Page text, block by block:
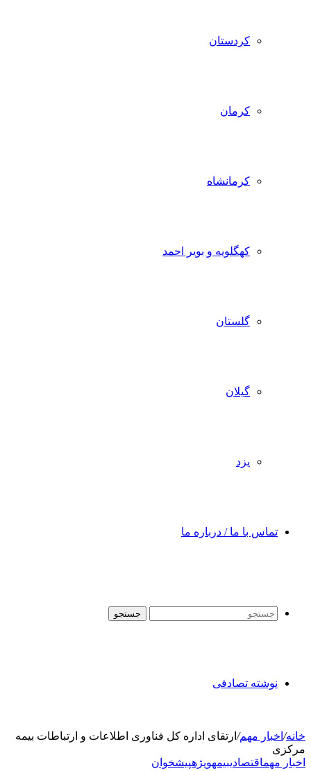
کردستان
کرمان
کرمانشاه
کهگلویه و بویر احمد
گلستان
گیلان
یزد
تماس با ما / درباره ما
جستجو
نوشته تصادفی
خانه/ اخبار مهم/ ارتقای اداره کل فناوری اطلاعات و ارتباطات بیمه
مرکزی
اخبار مهماقتصادیبیمهویژهپیشخوان